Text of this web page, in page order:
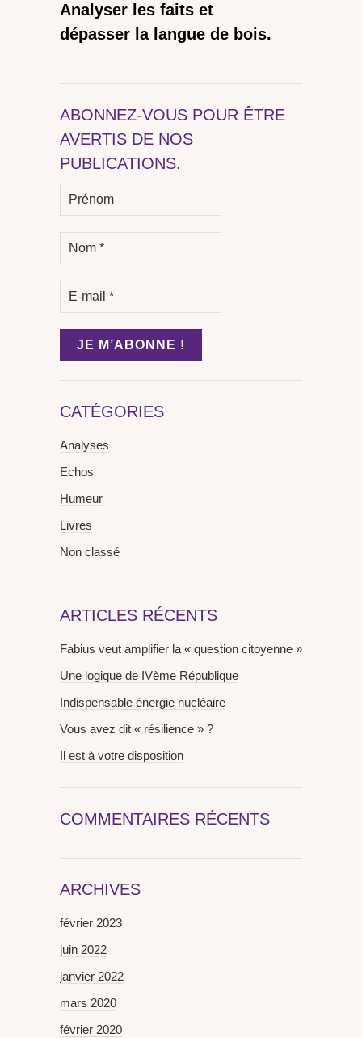
Analyser les faits et
dépasser la langue de bois.
ABONNEZ-VOUS POUR ÊTRE
AVERTIS DE NOS
PUBLICATIONS.
CATÉGORIES
Analyses
Echos
Humeur
Livres
Non classé
ARTICLES RÉCENTS
Fabius veut amplifier la « question citoyenne »
Une logique de IVème République
Indispensable énergie nucléaire
Vous avez dit « résilience » ?
Il est à votre disposition
COMMENTAIRES RÉCENTS
ARCHIVES
février 2023
juin 2022
janvier 2022
mars 2020
février 2020